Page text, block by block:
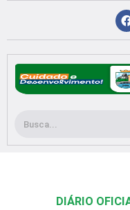
conteúdo
c
Pesquisar
DIÁRIO